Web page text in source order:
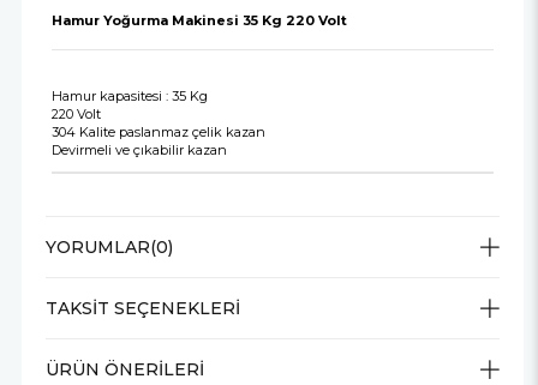
Hamur Yoğurma Makinesi 35 Kg 220 Volt
Hamur kapasitesi : 35 Kg
220 Volt
304 Kalite paslanmaz çelik kazan
Devirmeli ve çıkabilir kazan
YORUMLAR(0)
TAKSIT SEÇENEKLERI
ÜRÜN ÖNERILERI